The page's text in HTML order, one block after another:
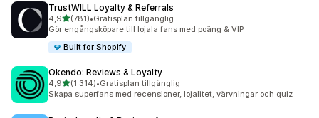
TrustWILL Loyalty & Referrals
4,9av 5 stjärnor
(781)
781 recensioner totalt
•Gratisplan tillgänglig
Gör engångsköpare till lojala fans med poäng & VIP
Built for Shopify
Okendo: Reviews & Loyalty
4,9av 5 stjärnor
(1 314)
1314 recensioner totalt
•Gratisplan tillgänglig
Skapa superfans med recensioner, lojalitet, värvningar och quiz